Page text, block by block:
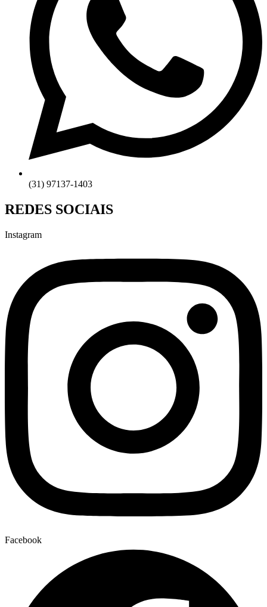
(31) 97137-1403
REDES SOCIAIS
Instagram
Facebook